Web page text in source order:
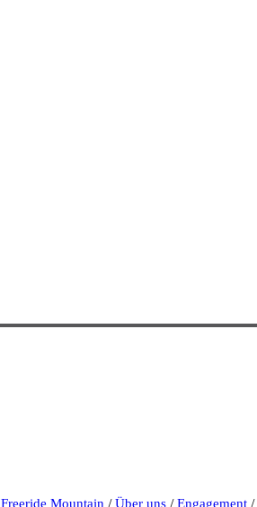
Freeride Mountain Über uns Engagement